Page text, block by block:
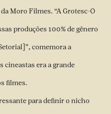
Moro Filmes. “A Grotesc-O
produções 100% de gênero
comemora a
cineastas era a grande
filmes.
para definir o nicho